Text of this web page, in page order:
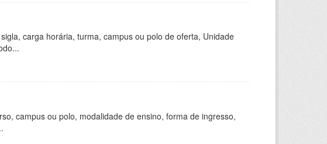
carga horária, turma, campus ou polo de oferta, Unidade
campus ou polo, modalidade de ensino, forma de ingresso,